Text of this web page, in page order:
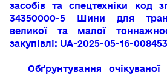
засобів та спецтехніки код
34350000-5 Шини для
великої та малої
закупівлі: UA-2025-05-16-
Обґрунтування очікуваної